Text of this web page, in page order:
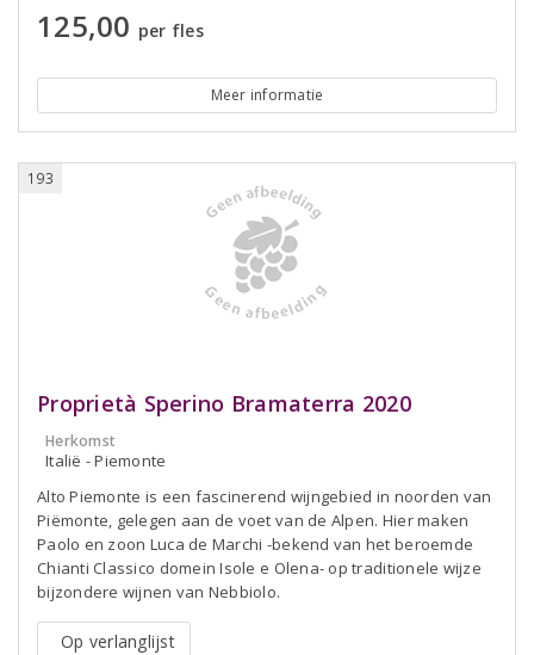
125,00 per fles
Meer informatie
193
Proprietà Sperino Bramaterra 2020
Herkomst
Italië - Piemonte
Alto Piemonte is een fascinerend wijngebied in noorden van
Piëmonte, gelegen aan de voet van de Alpen. Hier maken
Paolo en zoon Luca de Marchi -bekend van het beroemde
Chianti Classico domein Isole e Olena- op traditionele wijze
bijzondere wijnen van Nebbiolo.
Op verlanglijst